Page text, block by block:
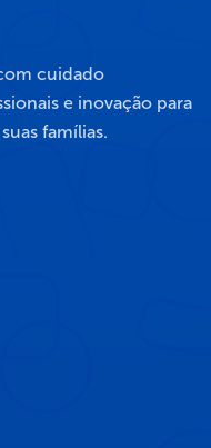
cuidado
e inovação para
famílias.